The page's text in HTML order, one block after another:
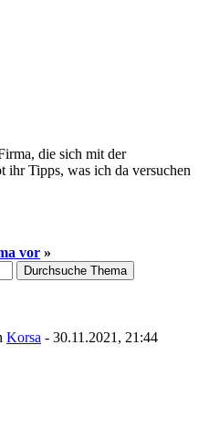
die sich mit der
ihr Tipps, was ich da versuchen
vor »
Korsa - 30.11.2021, 21:44